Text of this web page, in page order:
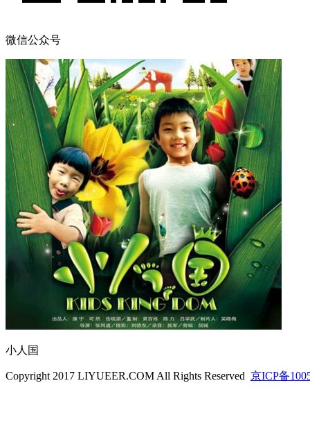
微信公众号
小人国
Copyright 2017 LIYUEER.COM All Rights Reserved 京ICP备